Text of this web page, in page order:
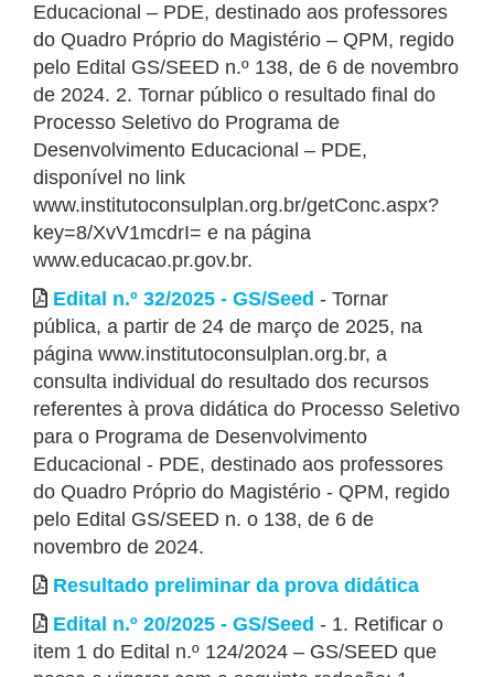
Educacional – PDE, destinado aos professores
do Quadro Próprio do Magistério – QPM, regido
pelo Edital GS/SEED n.º 138, de 6 de novembro
de 2024. 2. Tornar público o resultado final do
Processo Seletivo do Programa de
Desenvolvimento Educacional – PDE,
disponível no link
www.institutoconsulplan.org.br/getConc.aspx?
key=8/XvV1mcdrI= e na página
www.educacao.pr.gov.br.
Edital n.º 32/2025 - GS/Seed - Tornar
pública, a partir de 24 de março de 2025, na
página www.institutoconsulplan.org.br, a
consulta individual do resultado dos recursos
referentes à prova didática do Processo Seletivo
para o Programa de Desenvolvimento
Educacional - PDE, destinado aos professores
do Quadro Próprio do Magistério - QPM, regido
pelo Edital GS/SEED n. o 138, de 6 de
novembro de 2024.
Resultado preliminar da prova didática
Edital n.º 20/2025 - GS/Seed - 1. Retificar o
item 1 do Edital n.º 124/2024 – GS/SEED que